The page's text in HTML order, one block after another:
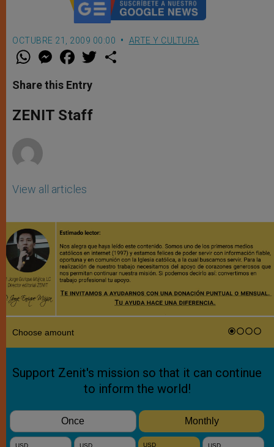
OCTUBRE 21, 2009 00:00 ARTE Y CULTURA
W
t
s
p
p
M
e
s
e
g
e
F
a
e
b
o
k
w
Share this Entry
ZENIT Staff
View all articles